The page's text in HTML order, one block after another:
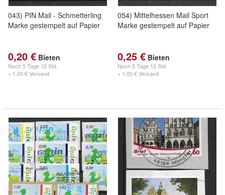
043) PIN Mail - Schmetterling
Marke gestempelt auf Papier
0,20 € Bieten
Noch5 Tage 12 Std.
+ 1,00 € Versand
054) Mittelhessen Mail Sport
Marke gestempelt auf Papier
0,25 € Bieten
Noch5 Tage 12 Std.
+ 1,00 € Versand